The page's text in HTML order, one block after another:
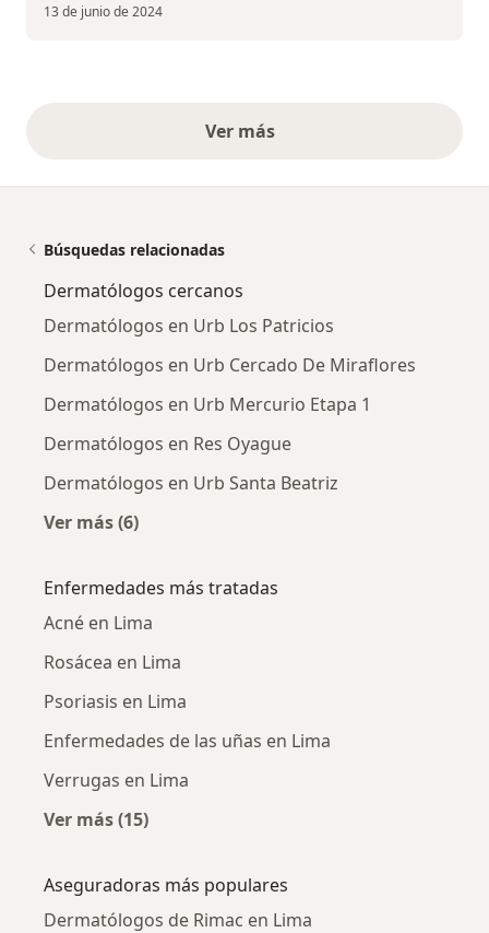
13 de junio de 2024
Ver másopiniones anteriores
Búsquedas relacionadas
Dermatólogos cercanos
Dermatólogos en Urb Los Patricios
Dermatólogos en Urb Cercado De Miraflores
Dermatólogos en Urb Mercurio Etapa 1
Dermatólogos en Res Oyague
Dermatólogos en Urb Santa Beatriz
Ver más (6)
Enfermedades más tratadas
Acné en Lima
Rosácea en Lima
Psoriasis en Lima
Enfermedades de las uñas en Lima
Verrugas en Lima
Ver más (15)
Aseguradoras más populares
Dermatólogos de Rimac en Lima